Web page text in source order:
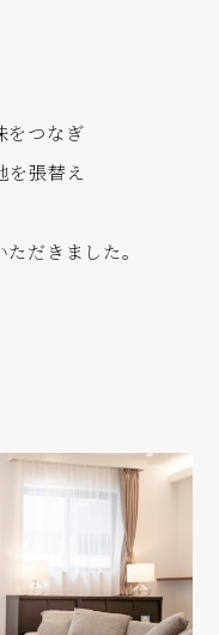
をつなぎ
張替え
だきました。